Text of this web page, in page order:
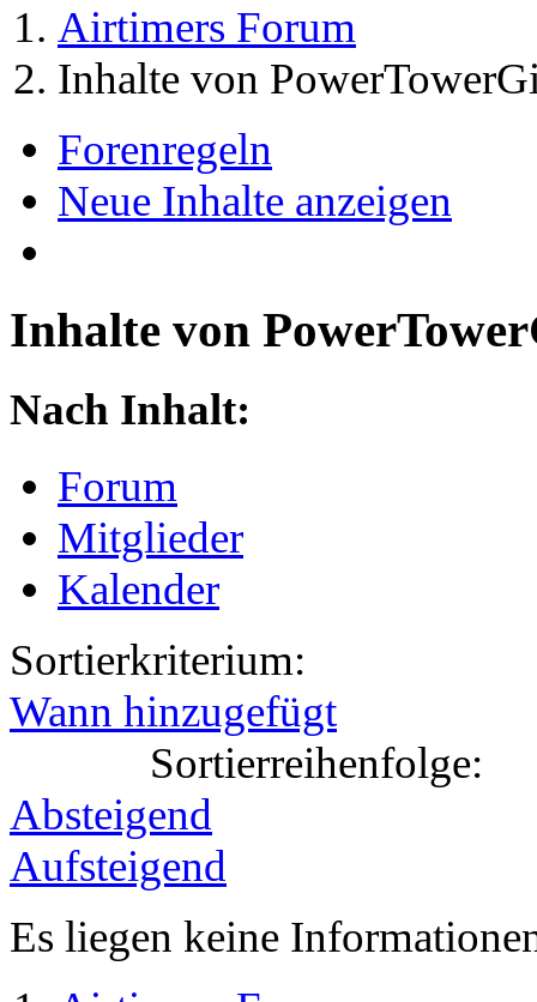
Airtimers Forum
Inhalte von
Forenregeln
Neue Inhalte anzeigen
Inhalte von
Nach Inhalt:
Forum
Mitglieder
Kalender
Sortierkriterium:
Wann hinzugefügt
Sortierreihenfolge:
Absteigend
Aufsteigend
Es liegen keine